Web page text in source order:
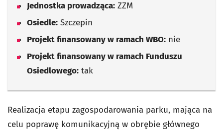
Jednostka prowadząca: ZZM
Osiedle: Szczepin
Projekt finansowany w ramach WBO: nie
Projekt finansowany w ramach Funduszu
Osiedlowego: tak
Realizacja etapu zagospodarowania parku, mająca na
celu poprawę komunikacyjną w obrębie głównego